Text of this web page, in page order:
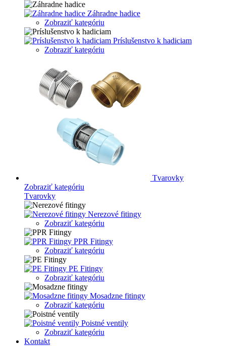
Záhradne hadice
Zobraziť kategóriu
Príslušenstvo k hadiciam
Zobraziť kategóriu
Tvarovky
Zobraziť kategóriu
Tvarovky
Nerezové fitingy
Zobraziť kategóriu
PPR Fitingy
Zobraziť kategóriu
PE Fitingy
Zobraziť kategóriu
Mosadzne fitingy
Zobraziť kategóriu
Poistné ventily
Zobraziť kategóriu
Kontakt